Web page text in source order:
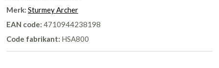
Merk: Sturmey Archer
EAN code: 4710944238198
Code fabrikant: HSA800